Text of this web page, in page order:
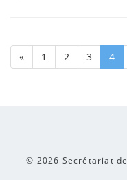
« 1 2 3 4
© 2026 Secrétariat